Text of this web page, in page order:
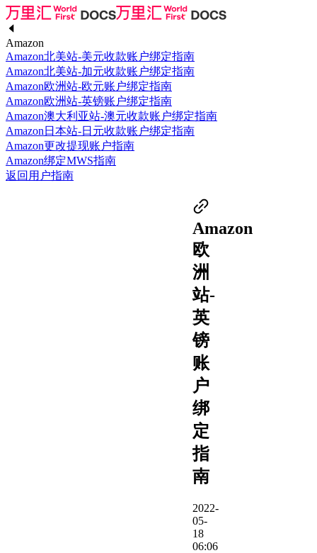
Amazon
Amazon北美站-美元收款账户绑定指南
Amazon北美站-加元收款账户绑定指南
Amazon欧洲站-欧元账户绑定指南
Amazon欧洲站-英镑账户绑定指南
Amazon澳大利亚站-澳元收款账户绑定指南
Amazon日本站-日元收款账户绑定指南
Amazon更改提现账户指南
Amazon绑定MWS指南
返回用户指南
Amazon
欧
洲
站-
英
镑
账
户
绑
定
指
南
2022-
05-
18
06:06